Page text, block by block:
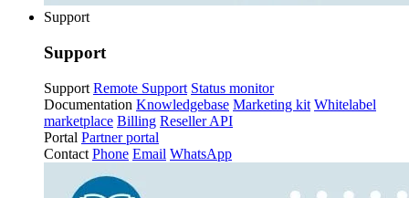
Support
Support
Support Remote Support Status monitor
Documentation Knowledgebase Marketing kit Whitelabel
marketplace Billing Reseller API
Portal Partner portal
Contact Phone Email WhatsApp